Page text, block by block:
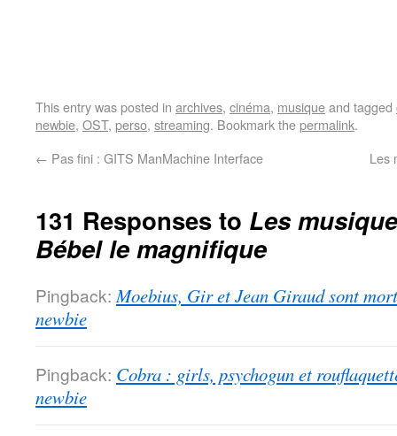
This entry was posted in archives, cinéma, musiqueand tagged
newbie, OST, perso, streaming. Bookmark thepermalink.
← Pas fini : GITS ManMachine Interface Les
131 Responses to Les
Bébel le magnifique
Pingback: Moebius, Gir et Jean Giraud sont
newbie
Pingback: Cobra : girls, psychogun et
newbie